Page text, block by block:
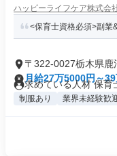
ハッピーライフケア株式会
<保育士資格必須>副業
〒322-0027栃木県鹿
月給27万5000円～
求めている人材 保育
制服あり 業界未経験歓